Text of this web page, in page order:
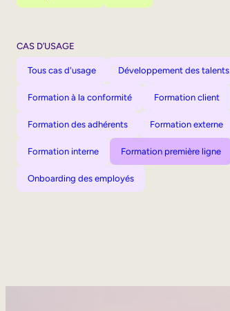
CAS D’USAGE
Tous cas d'usage Développement des talents
Formation à la conformité Formation client
Formation des adhérents Formation externe
Formation interne Formation première ligne
Onboarding des employés